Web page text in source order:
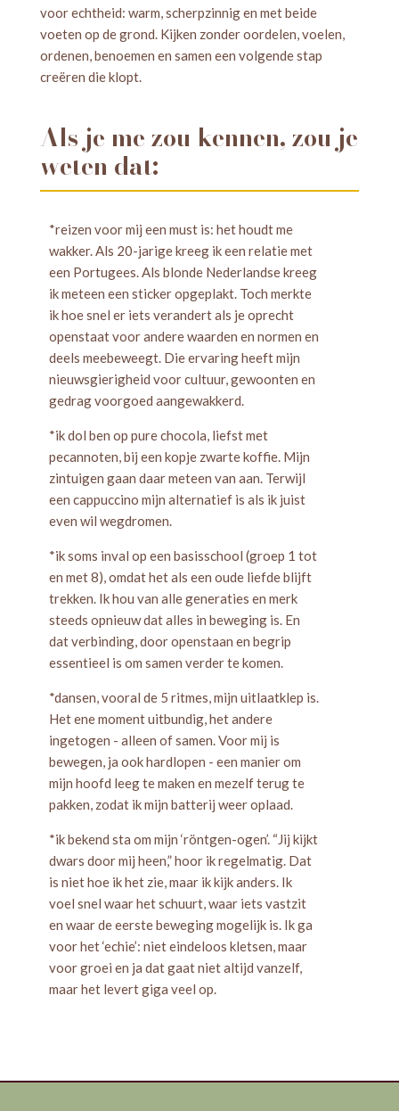
voor echtheid: warm, scherpzinnig en met beide
voeten op de grond. Kijken zonder oordelen, voelen,
ordenen, benoemen en samen een volgende stap
creëren die klopt.
Als je me zou kennen, zou je
weten dat:
*reizen voor mij een must is: het houdt me
wakker. Als 20-jarige kreeg ik een relatie met
een Portugees. Als blonde Nederlandse kreeg
ik meteen een sticker opgeplakt. Toch merkte
ik hoe snel er iets verandert als je oprecht
openstaat voor andere waarden en normen en
deels meebeweegt. Die ervaring heeft mijn
nieuwsgierigheid voor cultuur, gewoonten en
gedrag voorgoed aangewakkerd.
*ik dol ben op pure chocola, liefst met
pecannoten, bij een kopje zwarte koffie. Mijn
zintuigen gaan daar meteen van aan. Terwijl
een cappuccino mijn alternatief is als ik juist
even wil wegdromen.
*ik soms inval op een basisschool (groep 1 tot
en met 8), omdat het als een oude liefde blijft
trekken. Ik hou van alle generaties en merk
steeds opnieuw dat alles in beweging is. En
dat verbinding, door openstaan en begrip
essentieel is om samen verder te komen.
*dansen, vooral de 5 ritmes, mijn uitlaatklep is.
Het ene moment uitbundig, het andere
ingetogen - alleen of samen. Voor mij is
bewegen, ja ook hardlopen - een manier om
mijn hoofd leeg te maken en mezelf terug te
pakken, zodat ik mijn batterij weer oplaad.
*ik bekend sta om mijn ‘röntgen-ogen’. “Jij kijkt
dwars door mij heen,” hoor ik regelmatig. Dat
is niet hoe ik het zie, maar ik kijk anders. Ik
voel snel waar het schuurt, waar iets vastzit
en waar de eerste beweging mogelijk is. Ik ga
voor het ‘echie’: niet eindeloos kletsen, maar
voor groei en ja dat gaat niet altijd vanzelf,
maar het levert giga veel op.